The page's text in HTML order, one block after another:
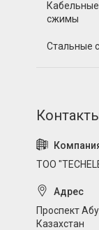
сжимы
Стальные
ТОО
Проспект
Казахстан